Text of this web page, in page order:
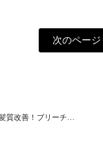
次のページ
質改善！ブリーチ…